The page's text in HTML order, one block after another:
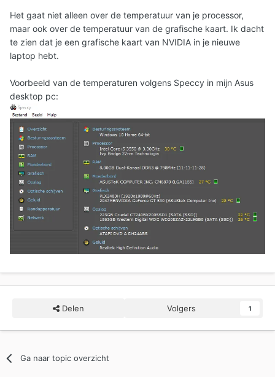
Het gaat niet alleen over de temperatuur van je processor,
maar ook over de temperatuur van de grafische kaart. Ik dacht
te zien dat je een grafische kaart van NVIDIA in je nieuwe
laptop hebt.
Voorbeeld van de temperaturen volgens Speccy in mijn Asus
desktop pc:
Delen Volgers 1
Ga naar topic overzicht